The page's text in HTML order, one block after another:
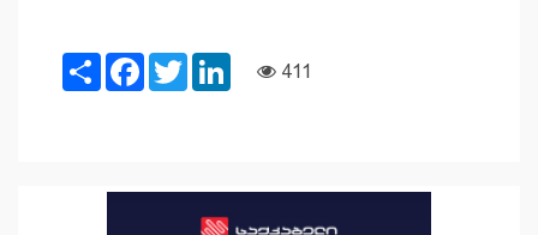
ShareFacebook
TwitterLinkedIn
411